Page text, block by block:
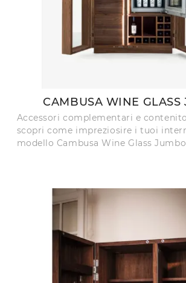
CAMBUSA WINE GLASS
Accessori complementari e
scopri come impreziosire i tuoi
modello Cambusa Wine Glass